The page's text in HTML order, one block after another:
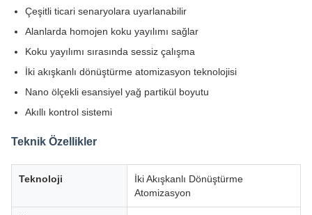
Çeşitli ticari senaryolara uyarlanabilir
Alanlarda homojen koku yayılımı sağlar
Koku yayılımı sırasında sessiz çalışma
İki akışkanlı dönüştürme atomizasyon teknolojisi
Nano ölçekli esansiyel yağ partikül boyutu
Akıllı kontrol sistemi
Teknik Özellikler
Teknoloji
İki Akışkanlı Dönüştürme
Atomizasyon